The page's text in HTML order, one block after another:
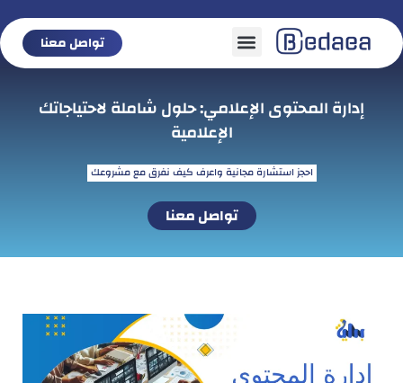
تواصل معنا
إدارة المحتوى الإعلامي: حلول شاملة لاحتياجاتك
الإعلامية
احجز استشارة مجانية واعرف كيف نفرق مع مشروعك
تواصل معنا